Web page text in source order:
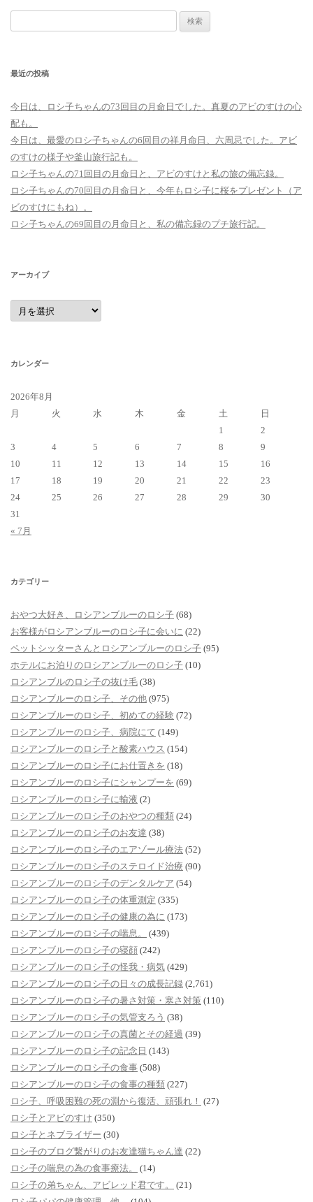
索:
最近の投稿
今日は、ロシ子ちゃんの73回目の月命日でした。真夏のアビのすけの心
配も。
今日は、最愛のロシ子ちゃんの6回目の祥月命日、六周忌でした。アビ
のすけの様子や釜山旅行記も。
ロシ子ちゃんの71回目の月命日と、アビのすけと私の旅の備忘録。
ロシ子ちゃんの70回目の月命日と、今年もロシ子に桜をプレゼント（ア
ビのすけにもね）。
ロシ子ちゃんの69回目の月命日と、私の備忘録のプチ旅行記。
アーカイブ
ア
ー
カ
カレンダー
2026年8月
月
火 水 木 金 土
日
1
2
3
4 5 6 7 8
9
10
11 12 13 14 15
16
17
18 19 20 21 22
23
24
25 26 27 28 29
30
31
« 7月
カテゴリー
おやつ大好き、ロシアンブルーのロシ子 (68)
お客様がロシアンブルーのロシ子に会いに (22)
ペットシッターさんとロシアンブルーのロシ子 (95)
ホテルにお泊りのロシアンブルーのロシ子 (10)
ロシアンブルのロシ子の抜け毛 (38)
ロシアンブルーのロシ子、その他 (975)
ロシアンブルーのロシ子、初めての経験 (72)
ロシアンブルーのロシ子、病院にて (149)
ロシアンブルーのロシ子と酸素ハウス (154)
ロシアンブルーのロシ子にお仕置きを (18)
ロシアンブルーのロシ子にシャンプーを (69)
ロシアンブルーのロシ子に輸液 (2)
ロシアンブルーのロシ子のおやつの種類 (24)
ロシアンブルーのロシ子のお友達 (38)
ロシアンブルーのロシ子のエアゾール療法 (52)
ロシアンブルーのロシ子のステロイド治療 (90)
ロシアンブルーのロシ子のデンタルケア (54)
ロシアンブルーのロシ子の体重測定 (335)
ロシアンブルーのロシ子の健康の為に (173)
ロシアンブルーのロシ子の喘息。
(439)
ロシアンブルーのロシ子の寝顔 (242)
ロシアンブルーのロシ子の怪我・病気 (429)
ロシアンブルーのロシ子の日々の成長記録 (2,761)
ロシアンブルーのロシ子の暑さ対策・寒さ対策 (110)
ロシアンブルーのロシ子の気管支ろう (38)
ロシアンブルーのロシ子の真菌とその経過 (39)
ロシアンブルーのロシ子の記念日 (143)
ロシアンブルーのロシ子の食事 (508)
ロシアンブルーのロシ子の食事の種類 (227)
ロシ子、呼吸困難の死の淵から復活、頑張れ！ (27)
ロシ子とアビのすけ (350)
ロシ子とネブライザー (30)
ロシ子のブログ繋がりのお友達猫ちゃん達 (22)
ロシ子の喘息の為の食事療法。
(14)
ロシ子の弟ちゃん、アビレッド君です。
(21)